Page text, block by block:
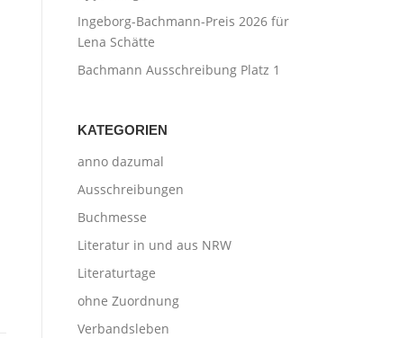
Ingeborg-Bachmann-Preis 2026 für
Lena Schätte
Bachmann Ausschreibung Platz 1
KATEGORIEN
anno dazumal
Ausschreibungen
Buchmesse
Literatur in und aus NRW
Literaturtage
ohne Zuordnung
Verbandsleben